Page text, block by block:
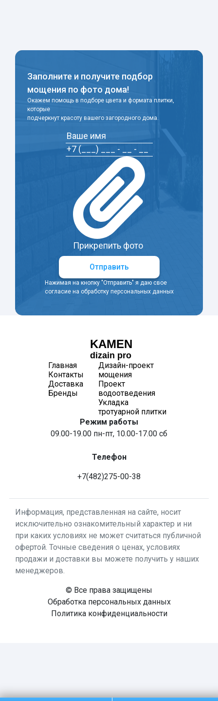
Заполните и получите подбор
мощения по фото дома!
Окажем помощь в подборе цвета и формата плитки,
которые
подчеркнут красоту вашего загородного дома.
Прикрепить фото
Отправить
Нажимая на кнопку "Отправить" я даю свое
согласие на обработку персональных данных
KAMEN
dizain pro
Главная
Контакты
Доставка
Бренды
Дизайн-проект
мощения
Проект
водоотведения
Укладка
тротуарной плитки
Режим работы
09.00-19.00 пн-пт, 10.00-17.00 сб
Телефон
+7(482)275-00-38
Информация, представленная на сайте, носит
исключительно ознакомительный характер и ни
при каких условиях не может считаться публичной
офертой. Точные сведения о ценах, условиях
продажи и доставки вы можете получить у наших
менеджеров.
© Все права защищены
Обработка персональных данных
Политика конфиденциальности